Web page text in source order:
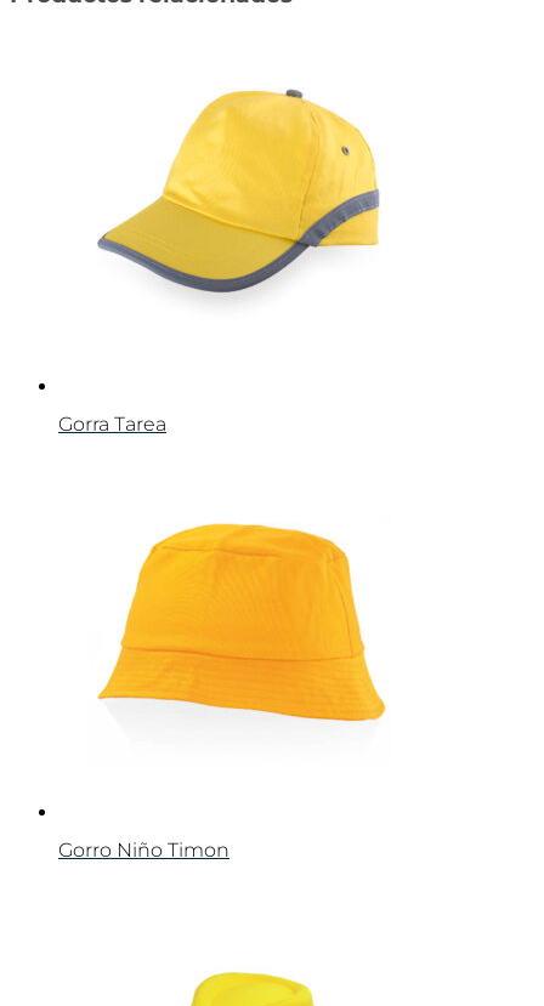
Gorra Tarea
Gorro Niño Timon